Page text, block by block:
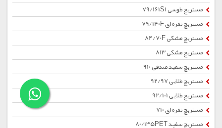
مستربچ طوسی 79/161S1
مستربچ نقره ای 79/140F
مستربچ مشکی 84/70F
مستربچ مشکی 813
مستربچ سفید صدفی 910
مستربچ طلایی 92/97
مستربچ طلایی 92/101
مستربچ نقره ای 710
مستربچ سفید 80/135PET